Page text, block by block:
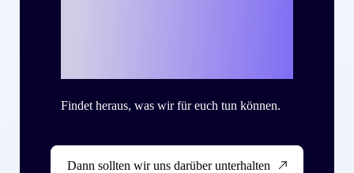
Findet heraus, was wir für euch tun können.
Dann sollten wir uns darüber unterhalten